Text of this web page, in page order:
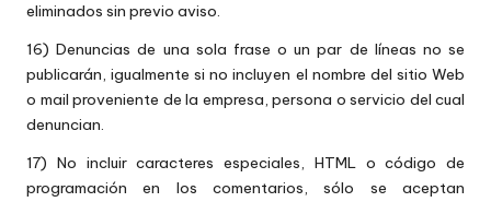
eliminados sin previo aviso.
16) Denuncias de una sola frase o un par de líneas no se
publicarán, igualmente si no incluyen el nombre del sitio Web
o mail proveniente de la empresa, persona o servicio del cual
denuncian.
17) No incluir caracteres especiales, HTML o código de
programación en los comentarios, sólo se aceptan